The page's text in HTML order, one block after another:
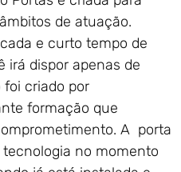
de atuação.
e curto tempo de
irá dispor apenas de
foi criado por
formação que
A porta
no momento